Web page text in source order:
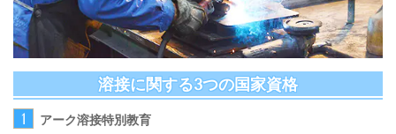
溶接に関する3つの国家資格
1
アーク溶接特別教育